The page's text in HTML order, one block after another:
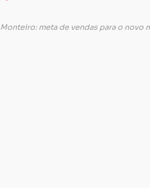
Monteiro: meta de vendas para o